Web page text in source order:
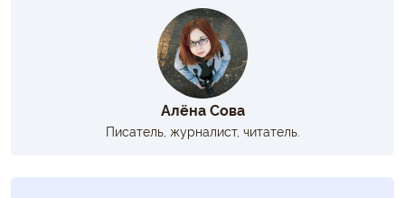
Алёна Сова
Писатель, журналист, читатель.